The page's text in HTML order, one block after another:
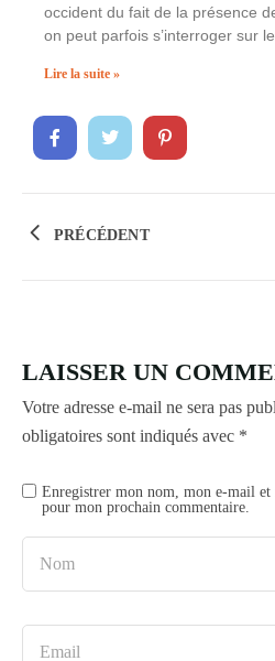
occident du fait de la présence
on peut parfois s’interroger sur
Lire la suite »
PRÉCÉDENT
LAISSER UN
Votre adresse e-mail ne sera pas
obligatoires sont indiqués avec *
Enregistrer mon nom, mon e-mail et
pour mon prochain commentaire.